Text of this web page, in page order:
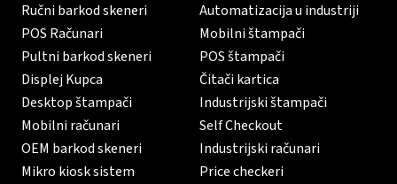
Ručni barkod skeneri
Automatizacija u industriji
POS Računari
Mobilni štampači
Pultni barkod skeneri
POS štampači
Displej Kupca
Čitači kartica
Desktop štampači
Industrijski štampači
Mobilni računari
Self Checkout
OEM barkod skeneri
Industrijski računari
Mikro kiosk sistem
Price checkeri